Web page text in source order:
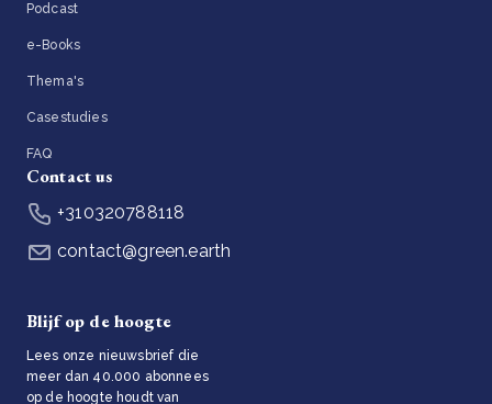
Podcast
e-Books
Thema's
Casestudies
FAQ
Contact us
+310320788118
contact@green.earth
Blijf op de hoogte
Lees onze nieuwsbrief die
meer dan 40.000 abonnees
op de hoogte houdt van